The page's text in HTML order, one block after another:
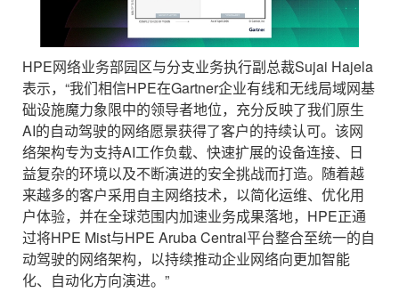
HPE网络业务部园区与分支业务执行副总裁Sujai Hajela
表示，“我们相信HPE在Gartner企业有线和无线局域网基
础设施魔力象限中的领导者地位，充分反映了我们原生
AI的自动驾驶的网络愿景获得了客户的持续认可。该网
络架构专为支持AI工作负载、快速扩展的设备连接、日
益复杂的环境以及不断演进的安全挑战而打造。随着越
来越多的客户采用自主网络技术，以简化运维、优化用
户体验，并在全球范围内加速业务成果落地，HPE正通
过将HPE Mist与HPE Aruba Central平台整合至统一的自
动驾驶的网络架构，以持续推动企业网络向更加智能
化、自动化方向演进。”